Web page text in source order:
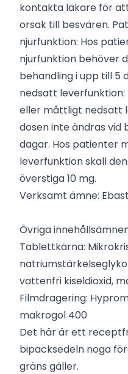
kontakta läkare för
orsak till besvären.
njurfunktion: Hos
njurfunktion behöver
behandling i upp till 5
nedsatt
eller måttligt nedsatt
dosen inte ändras vid
dagar. Hos patienter
leverfunktion skall
överstiga 10 mg.
Verksamt ämne:
Övriga
Tablettkärna:
vattenfri kiseldioxid,
Filmdragering:
makrogol 400
Det här är ett
bipacksedeln noga
gräns gäller.